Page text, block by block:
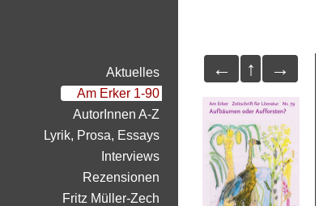
← ↑ →
Aktuelles
Am Erker 1-90
AutorInnen A-Z
Lyrik, Prosa, Essays
Interviews
Rezensionen
Fritz Müller-Zech